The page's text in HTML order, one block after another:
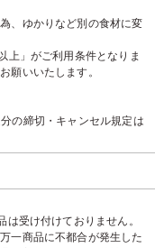
、ゆかりなど別の食材に変
上」がご利用条件となりま
願いいたします。
の締切・キャンセル規定は
受け付けておりません。
一商品に不都合が発生した